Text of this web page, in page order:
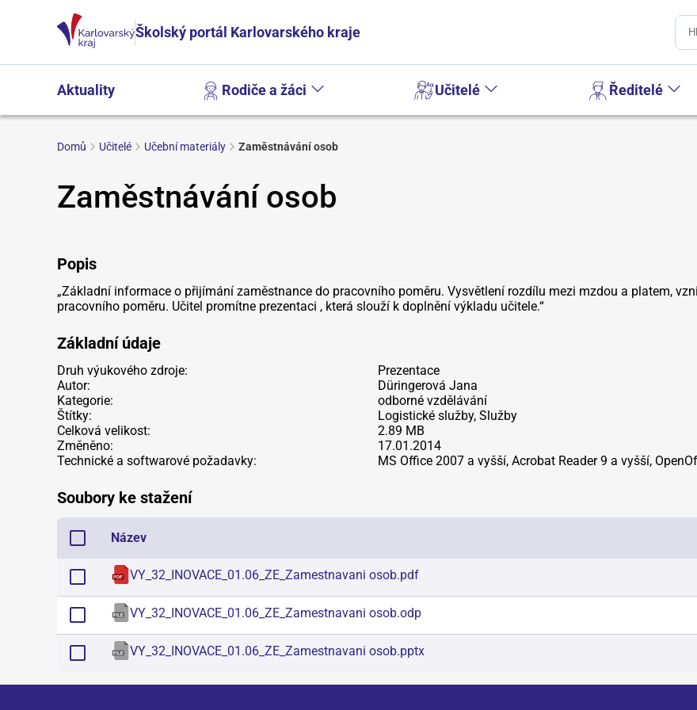
Školský portál Karlovarského kraje
Aktuality Rodiče a žáci Učitelé Ředitelé
Domů Učitelé Učební materiály Zaměstnávání osob
Zaměstnávání osob
Popis
„Základní informace o přijímání zaměstnance do pracovního poměru. Vysvětlení rozdílu mezi mzdou a platem,
pracovního poměru. Učitel promítne prezentaci , která slouží k doplnění výkladu učitele.“
Základní údaje
Druh výukového zdroje:
Prezentace
Autor:
Düringerová Jana
Kategorie:
odborné vzdělávání
Štítky:
Logistické služby, Služby
Celková velikost:
2.89 MB
Změněno:
17.01.2014
Technické a softwarové požadavky:
MS Office 2007 a vyšší, Acrobat Reader 9 a vyšší,
Soubory ke stažení
Název
VY_32_INOVACE_01.06_ZE_Zamestnavani osob.pdf
VY_32_INOVACE_01.06_ZE_Zamestnavani osob.odp
VY_32_INOVACE_01.06_ZE_Zamestnavani osob.pptx